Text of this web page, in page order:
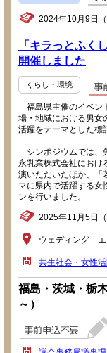
2024年10月9日
「キラっとふく
開催しました
くらし・環境
福島県主催のイベン
場・地域における男女
活躍をテーマとした標
シンポジウムでは、
永乳業株式会社におけ
演いただいたほか、「
マに県内で活躍する女
ンを行いました。
2025年11月5日
ウェディング エ
共生社会・女性
福島・茨城・栃
～）